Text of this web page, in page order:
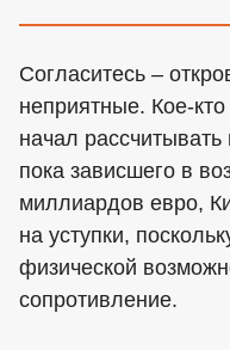
Согласитесь –
неприятные. Кое-
начал
пока зависшего в
миллиардов евро,
на уступки,
физической
сопротивление.